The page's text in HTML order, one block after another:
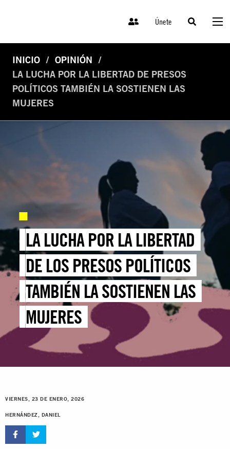
Únete
INICIO
OPINIÓN
LA LUCHA POR LA LIBERTAD DE PRESOS
POLÍTICOS TAMBIÉN LA SOSTIENEN LAS
MUJERES
LA LUCHA POR LA LIBERTAD
DE LOS PRESOS POLÍTICOS
TAMBIÉN LA SOSTIENEN LAS
MUJERES
VIERNES, 23 DE ENERO, 2026
HERNÁNDEZ, DANIEL